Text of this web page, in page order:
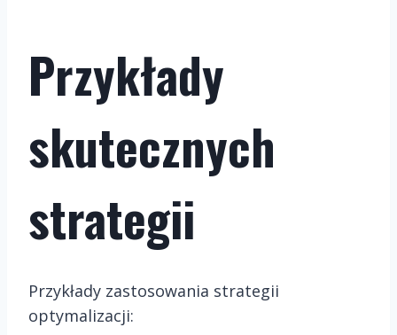
Przykłady
skutecznych
strategii
Przykłady zastosowania strategii
optymalizacji: